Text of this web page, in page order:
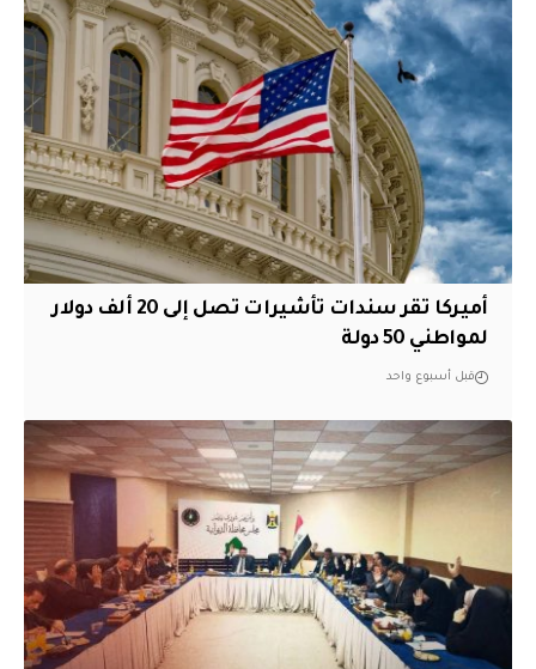
أميركا تقر سندات تأشيرات تصل إلى 20 ألف دولار
لمواطني 50 دولة
قبل أسبوع واحد